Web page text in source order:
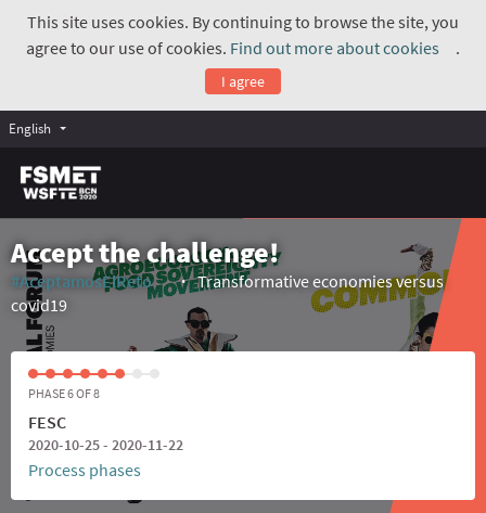
This site uses cookies. By continuing to browse the site, you
agree to our use of cookies. Find out more about cookies
.
I agree
English
Accept the challenge!
#AceptamosElReto
(External link)
Transformative economies versus
covid19
PHASE 6 OF 8
FESC
2020-10-25 - 2020-11-22
Process phases